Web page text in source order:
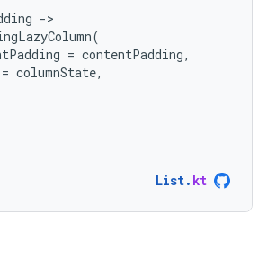
-
(
= contentPadding,
= columnState,
List. kt